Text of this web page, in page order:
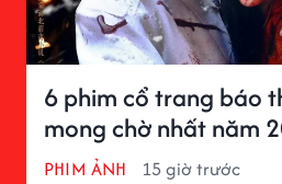
6 phim cổ trang báo
mong chờ nhất năm
PHIM ẢNH 15 giờ trước